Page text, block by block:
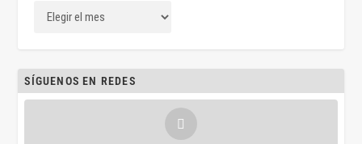
SÍGUENOS EN REDES